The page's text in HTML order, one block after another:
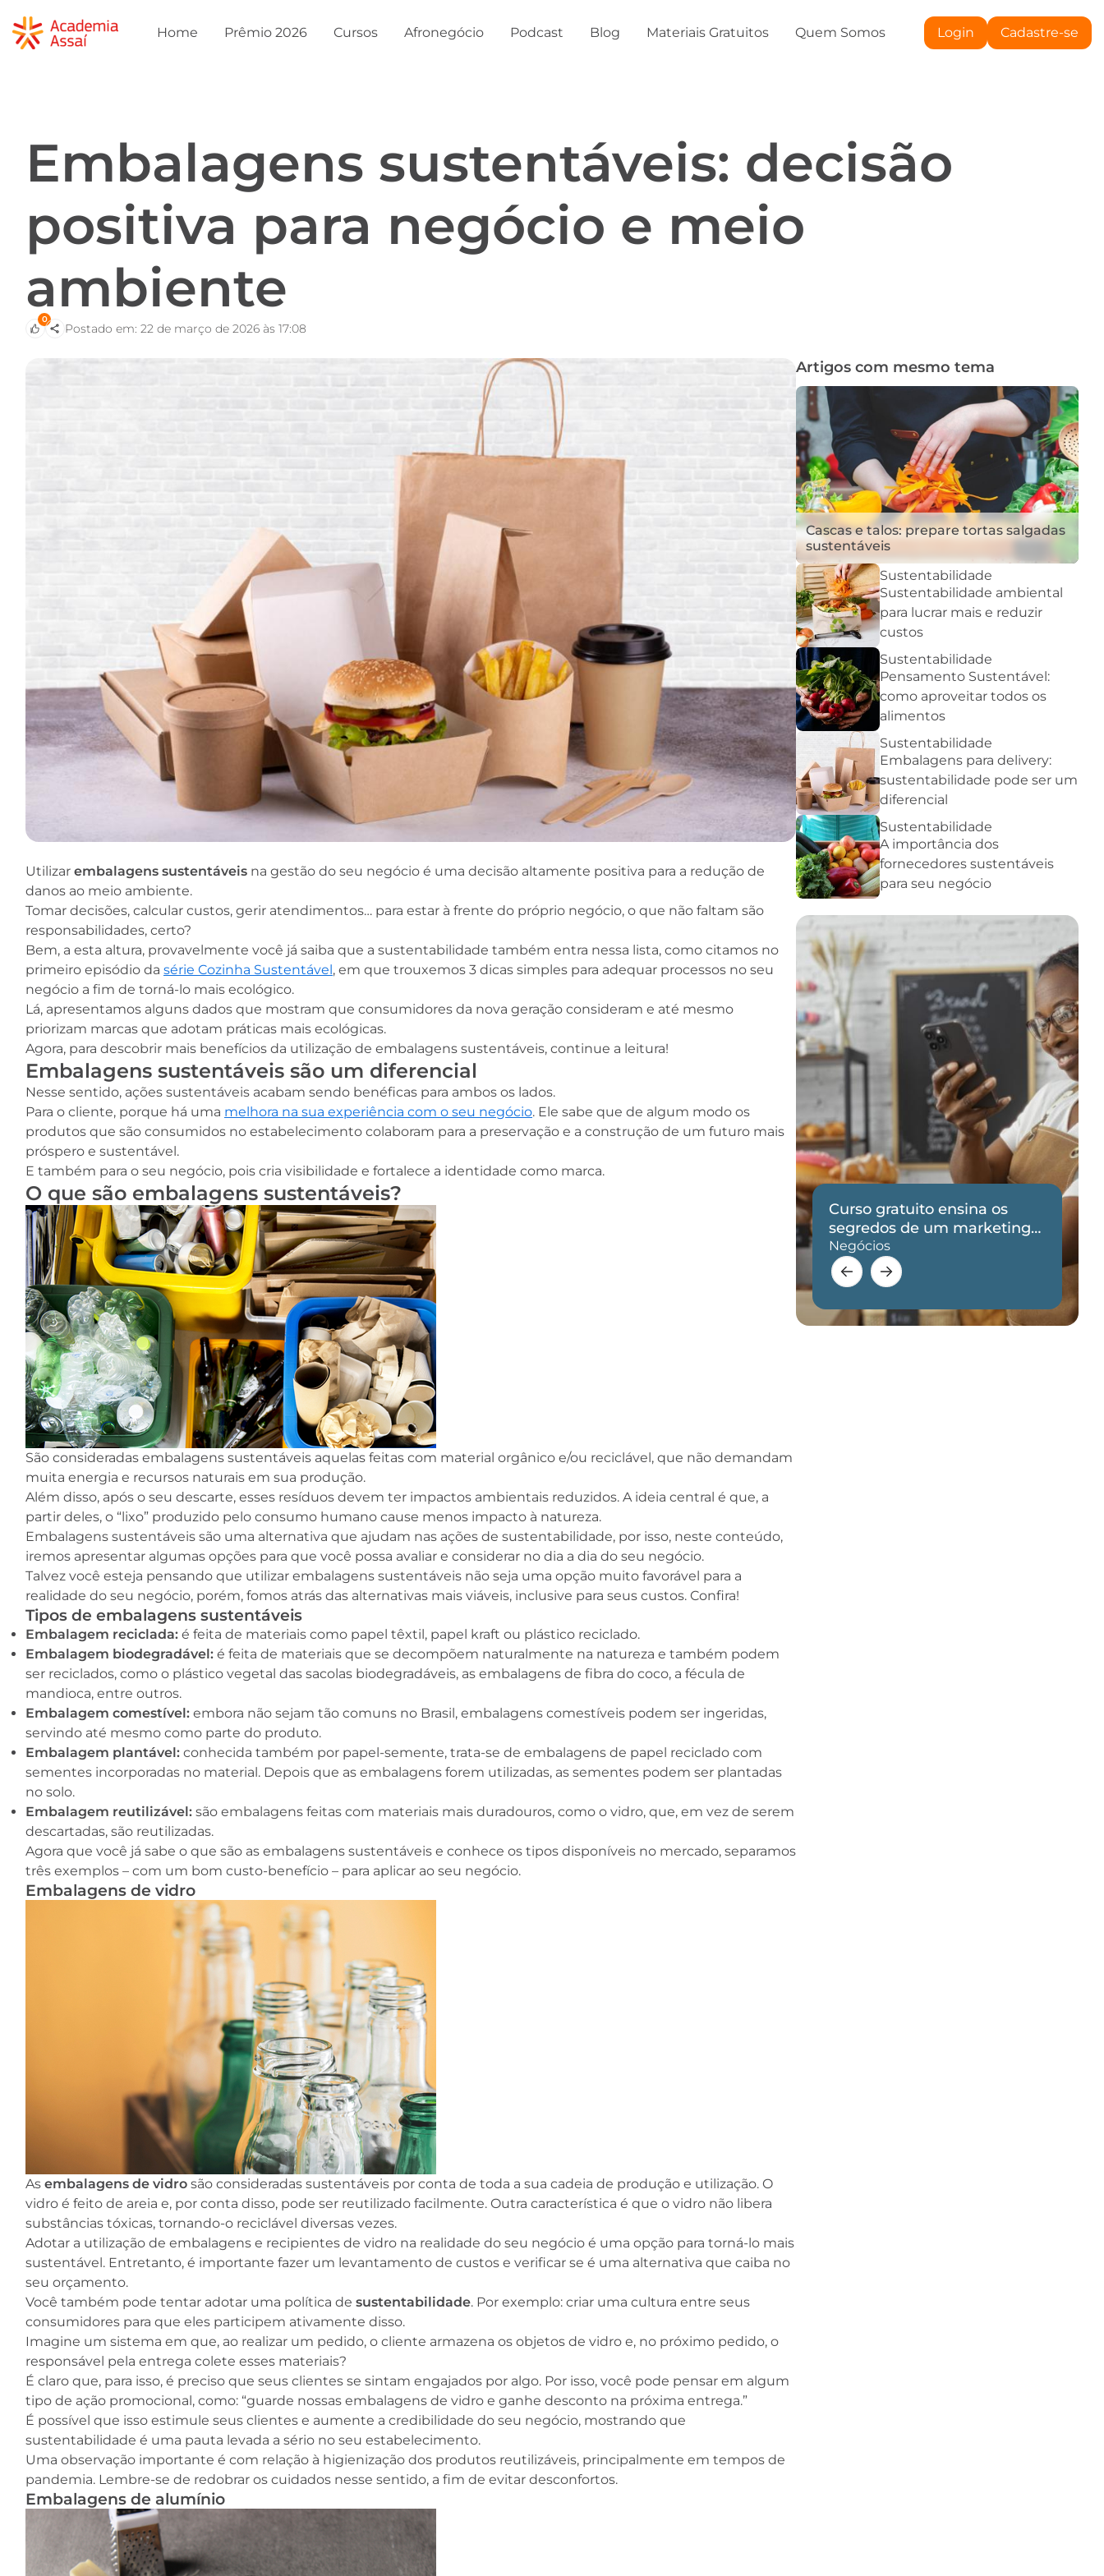
Home Prêmio 2026 Cursos Afronegócio Podcast Blog Materiais Gratuitos Quem Somos Login Cadastre-se
Embalagens sustentáveis: decisão
positiva para negócio e meio
ambiente
0
Postado em: 22 de março de 2026 às 17:08
Utilizar embalagens sustentáveis na gestão do seu negócio é uma decisão altamente positiva para a redução de
danos ao meio ambiente.
Tomar decisões, calcular custos, gerir atendimentos… para estar à frente do próprio negócio, o que não faltam são
responsabilidades, certo?
Bem, a esta altura, provavelmente você já saiba que a sustentabilidade também entra nessa lista, como citamos no
primeiro episódio da série Cozinha Sustentável, em que trouxemos 3 dicas simples para adequar processos no seu
negócio a fim de torná-lo mais ecológico.
Lá, apresentamos alguns dados que mostram que consumidores da nova geração consideram e até mesmo
priorizam marcas que adotam práticas mais ecológicas.
Agora, para descobrir mais benefícios da utilização de embalagens sustentáveis, continue a leitura!
Embalagens sustentáveis são um diferencial
Nesse sentido, ações sustentáveis acabam sendo benéficas para ambos os lados.
Para o cliente, porque há uma melhora na sua experiência com o seu negócio. Ele sabe que de algum modo os
produtos que são consumidos no estabelecimento colaboram para a preservação e a construção de um futuro mais
próspero e sustentável.
E também para o seu negócio, pois cria visibilidade e fortalece a identidade como marca.
O que são embalagens sustentáveis?
São consideradas embalagens sustentáveis aquelas feitas com material orgânico e/ou reciclável, que não demandam
muita energia e recursos naturais em sua produção.
Além disso, após o seu descarte, esses resíduos devem ter impactos ambientais reduzidos. A ideia central é que, a
partir deles, o “lixo” produzido pelo consumo humano cause menos impacto à natureza.
Embalagens sustentáveis são uma alternativa que ajudam nas ações de sustentabilidade, por isso, neste conteúdo,
iremos apresentar algumas opções para que você possa avaliar e considerar no dia a dia do seu negócio.
Talvez você esteja pensando que utilizar embalagens sustentáveis não seja uma opção muito favorável para a
realidade do seu negócio, porém, fomos atrás das alternativas mais viáveis, inclusive para seus custos. Confira!
Tipos de embalagens sustentáveis
Embalagem reciclada: é feita de materiais como papel têxtil, papel kraft ou plástico reciclado.
Embalagem biodegradável: é feita de materiais que se decompõem naturalmente na natureza e também podem
ser reciclados, como o plástico vegetal das sacolas biodegradáveis, as embalagens de fibra do coco, a fécula de
mandioca, entre outros.
Embalagem comestível: embora não sejam tão comuns no Brasil, embalagens comestíveis podem ser ingeridas,
servindo até mesmo como parte do produto.
Embalagem plantável: conhecida também por papel-semente, trata-se de embalagens de papel reciclado com
sementes incorporadas no material. Depois que as embalagens forem utilizadas, as sementes podem ser plantadas
no solo.
Embalagem reutilizável: são embalagens feitas com materiais mais duradouros, como o vidro, que, em vez de serem
descartadas, são reutilizadas.
Agora que você já sabe o que são as embalagens sustentáveis e conhece os tipos disponíveis no mercado, separamos
três exemplos – com um bom custo-benefício – para aplicar ao seu negócio.
Embalagens de vidro
As embalagens de vidro são consideradas sustentáveis por conta de toda a sua cadeia de produção e utilização. O
vidro é feito de areia e, por conta disso, pode ser reutilizado facilmente. Outra característica é que o vidro não libera
substâncias tóxicas, tornando-o reciclável diversas vezes.
Adotar a utilização de embalagens e recipientes de vidro na realidade do seu negócio é uma opção para torná-lo mais
sustentável. Entretanto, é importante fazer um levantamento de custos e verificar se é uma alternativa que caiba no
seu orçamento.
Você também pode tentar adotar uma política de sustentabilidade. Por exemplo: criar uma cultura entre seus
consumidores para que eles participem ativamente disso.
Imagine um sistema em que, ao realizar um pedido, o cliente armazena os objetos de vidro e, no próximo pedido, o
responsável pela entrega colete esses materiais?
É claro que, para isso, é preciso que seus clientes se sintam engajados por algo. Por isso, você pode pensar em algum
tipo de ação promocional, como: “guarde nossas embalagens de vidro e ganhe desconto na próxima entrega.”
É possível que isso estimule seus clientes e aumente a credibilidade do seu negócio, mostrando que
sustentabilidade é uma pauta levada a sério no seu estabelecimento.
Uma observação importante é com relação à higienização dos produtos reutilizáveis, principalmente em tempos de
pandemia. Lembre-se de redobrar os cuidados nesse sentido, a fim de evitar desconfortos.
Embalagens de alumínio
Artigos com mesmo tema
Cascas e talos: prepare tortas salgadas
sustentáveis
Sustentabilidade
Sustentabilidade ambiental
para lucrar mais e reduzir
custos
Sustentabilidade
Pensamento Sustentável:
como aproveitar todos os
alimentos
Sustentabilidade
Embalagens para delivery:
sustentabilidade pode ser um
diferencial
Sustentabilidade
A importância dos
fornecedores sustentáveis
para seu negócio
Curso gratuito ensina os
segredos de um marketing
eficaz
Negócios